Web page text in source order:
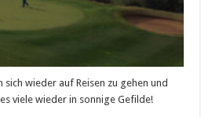
sich wieder auf Reisen zu gehen und
viele wieder in sonnige Gefilde!